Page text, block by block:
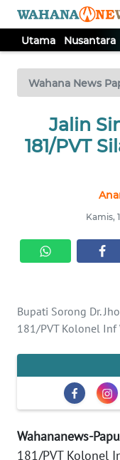
Utama Nusantara
Wahana News
Jalin
181/PVT
Kamis,
Bupati Sorong Dr.
181/PVT Kolonel Inf
Wahananews-
181/PVT Kolonel
TV
Tutup
UTAMA
SERBA-
SERBI
Informasi
KAMI